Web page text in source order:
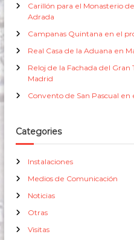
:
Carillón para el Monasterio
Adrada
Campanas Quintana en el
Real Casa de la Aduana en
Reloj de la Fachada del
Madrid
Convento de San Pascual
Categories
Instalaciones
Medios de Comunicación
Noticias
Otras
Visitas